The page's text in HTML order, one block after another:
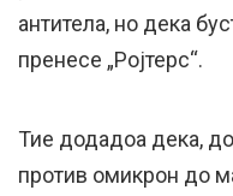
антитела, но дека
пренесе „Ројтерс“.
Тие додадоа дека,
против омикрон до